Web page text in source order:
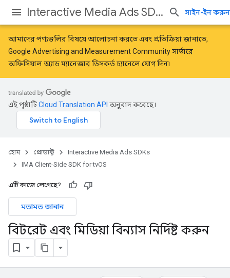
Interactive Media Ads SDKs সাইন-ইন করুন
আমাদের পণ্যগুলির বিষয়ে আলোচনা করতে এবং প্রতিক্রিয়া জানাতে,
Google Advertising and Measurement Communityসার্ভারে
অফিসিয়াল অ্যাড ম্যানেজার ডিসকর্ড চ্যানেলে যোগ দিন৷
এই পৃষ্ঠাটিCloud Translation API অনুবাদ করেছে।
হোম প্রোডাক্ট
Interactive Media Ads SDKs
IMA Client-Side SDK for tvOS
এটি কাজে লেগেছে?
মতামত জানান
বিটরেট এবং মিডিয়া বিন্যাস নির্দিষ্ট করুন